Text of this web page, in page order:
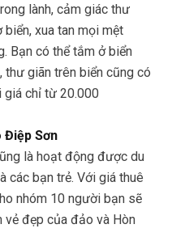
lành, cảm giác thư
xua tan mọi mệt
Bạn có thể tắm ở biển
thư giãn trên biển cũng có
giá chỉ từ 20.000
Điệp Sơn
là hoạt động được du
các bạn trẻ. Với giá thuê
nhóm 10 người bạn sẽ
vẻ đẹp của đảo và Hòn